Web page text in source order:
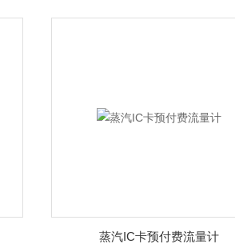
蒸汽IC卡预付费流量计